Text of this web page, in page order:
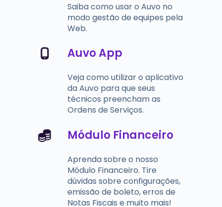
Saiba como usar o Auvo no
modo gestão de equipes pela
Web.
Auvo App
Veja como utilizar o aplicativo
da Auvo para que seus
técnicos preencham as
Ordens de Serviços.
Módulo Financeiro
Aprenda sobre o nosso
Módulo Financeiro. Tire
dúvidas sobre configurações,
emissão de boleto, erros de
Notas Fiscais e muito mais!